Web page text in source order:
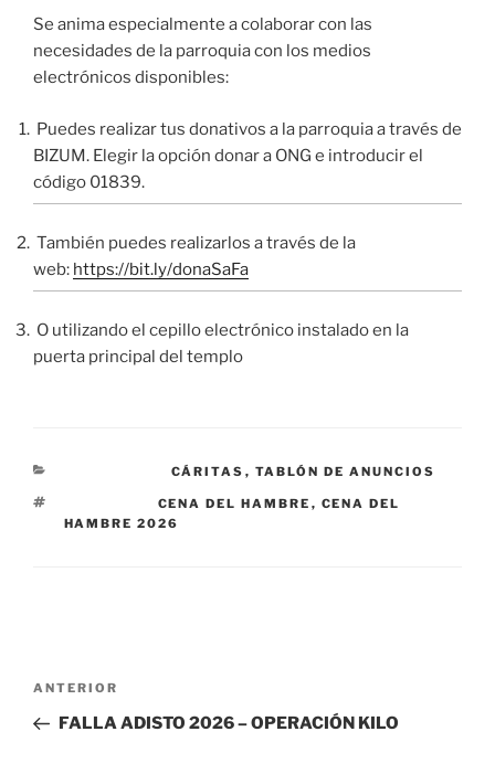
Se anima especialmente a colaborar con las
necesidades de la parroquia con los medios
electrónicos disponibles:
Puedes realizar tus donativos a la parroquia a través de
BIZUM. Elegir la opción donar a ONG e introducir el
código 01839.
También puedes realizarlos a través de la
web: https://bit.ly/donaSaFa
O utilizando el cepillo electrónico instalado en la
puerta principal del templo
CÁRITAS , TABLÓN DE ANUNCIOS
CENA DEL HAMBRE , CENA DEL
HAMBRE 2026
v
e
ANTERIOR
FALLA ADISTO 2026 – OPERACIÓN KILO